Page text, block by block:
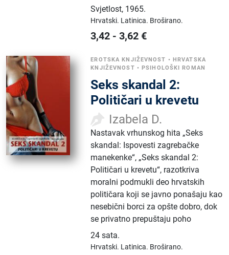
Svjetlost, 1965.
Hrvatski. Latinica. Broširano.
3,42 -3,62 €
EROTSKA KNJIŽEVNOST • HRVATSKA
KNJIŽEVNOST •PSIHOLOŠKI ROMAN
Seks skandal 2:
Političari u krevetu
Izabela D.
Nastavak vrhunskog hita „Seks
skandal: Ispovesti zagrebačke
manekenke“, „Seks skandal 2:
Političari u krevetu“, razotkriva
moralni podmukli deo hrvatskih
političara koji se javno ponašaju kao
nesebični borci za opšte dobro, dok
se privatno prepuštaju poho
24 sata.
Hrvatski. Latinica. Broširano.